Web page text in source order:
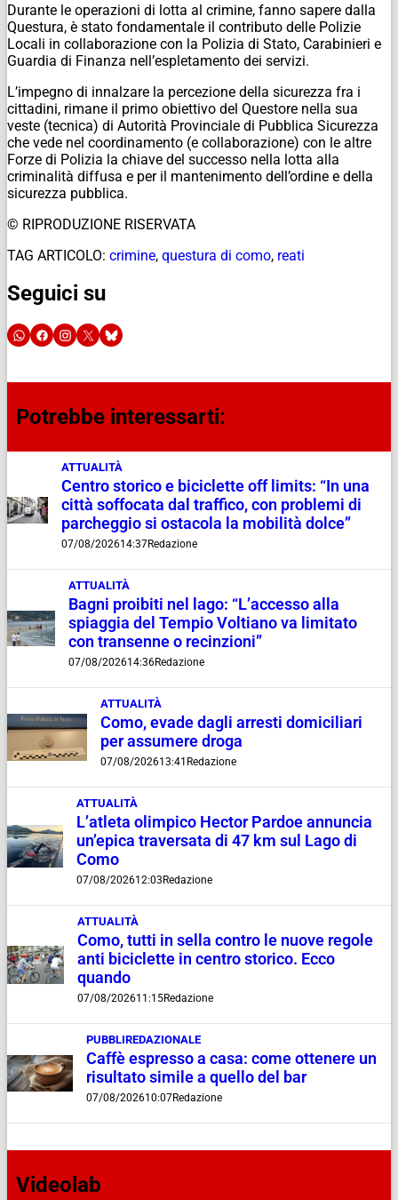
Durante le operazioni di lotta al crimine, fanno sapere dalla
Questura, è stato fondamentale il contributo delle Polizie
Locali in collaborazione con la Polizia di Stato, Carabinieri e
Guardia di Finanza nell’espletamento dei servizi.
L’impegno di innalzare la percezione della sicurezza fra i
cittadini, rimane il primo obiettivo del Questore nella sua
veste (tecnica) di Autorità Provinciale di Pubblica Sicurezza
che vede nel coordinamento (e collaborazione) con le altre
Forze di Polizia la chiave del successo nella lotta alla
criminalità diffusa e per il mantenimento dell’ordine e della
sicurezza pubblica.
© RIPRODUZIONE RISERVATA
TAG ARTICOLO: crimine, questura di como, reati
Seguici su
Potrebbe interessarti:
ATTUALITÀ
Centro storico e biciclette off limits: “In una
città soffocata dal traffico, con problemi di
parcheggio si ostacola la mobilità dolce”
07/08/202614:37Redazione
ATTUALITÀ
Bagni proibiti nel lago: “L’accesso alla
spiaggia del Tempio Voltiano va limitato
con transenne o recinzioni”
07/08/202614:36Redazione
ATTUALITÀ
Como, evade dagli arresti domiciliari
per assumere droga
07/08/202613:41 Redazione
ATTUALITÀ
L’atleta olimpico Hector Pardoe annuncia
un’epica traversata di 47 km sul Lago di
Como
07/08/202612:03 Redazione
ATTUALITÀ
Como, tutti in sella contro le nuove regole
anti biciclette in centro storico. Ecco
quando
07/08/202611:15Redazione
PUBBLIREDAZIONALE
Caffè espresso a casa: come ottenere un
risultato simile a quello del bar
07/08/202610:07Redazione
Videolab